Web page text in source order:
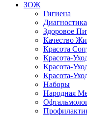
ЗОЖ
Гигиена
Диагностика
Здоровое
Качество
Красота
Красота-
Красота-
Красота-
Наборы
Народная